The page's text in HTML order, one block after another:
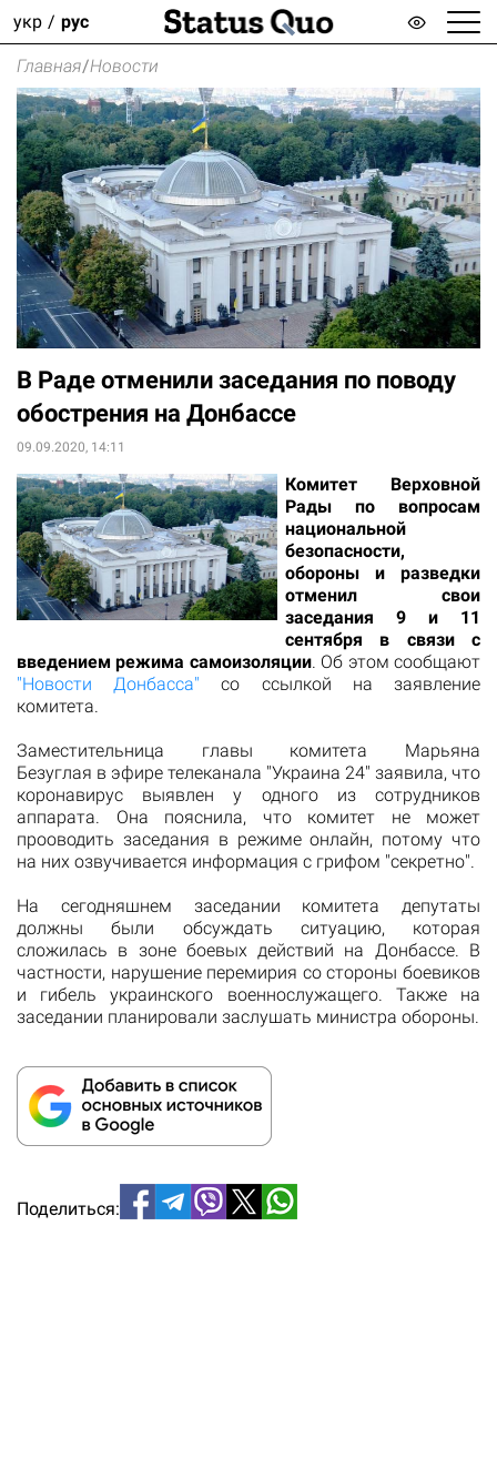
укр рус
Главная/Новости
В Раде отменили заседания по поводу
обострения на Донбассе
09.09.2020, 14:11
Комитет Верховной
Рады по вопросам
национальной
безопасности,
обороны и разведки
отменил свои
заседания 9 и 11
сентября в связи с
введением режима самоизоляции. Об этом сообщают
"Новости Донбасса" со ссылкой на заявление
комитета.
Заместительница главы комитета Марьяна
Безуглая в эфире телеканала "Украина 24" заявила, что
коронавирус выявлен у одного из сотрудников
аппарата. Она пояснила, что комитет не может
прооводить заседания в режиме онлайн, потому что
на них озвучивается информация с грифом "секретно".
На сегодняшнем заседании комитета депутаты
должны были обсуждать ситуацию, которая
сложилась в зоне боевых действий на Донбассе. В
частности, нарушение перемирия со стороны боевиков
и гибель украинского военнослужащего. Также на
заседании планировали заслушать министра обороны.
Поделиться: